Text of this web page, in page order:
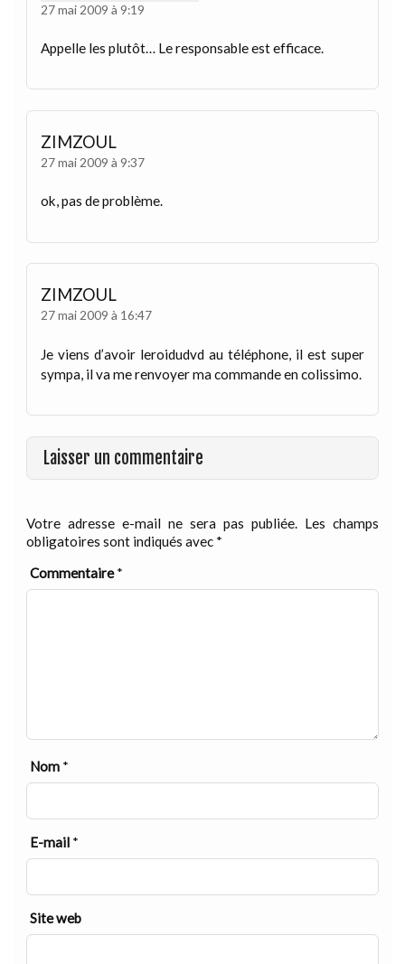
27 mai 2009 à 9:19
Appelle les plutôt… Le responsable est efficace.
ZIMZOUL
27 mai 2009 à 9:37
ok, pas de problème.
ZIMZOUL
27 mai 2009 à 16:47
Je viens d’avoir leroidudvd au téléphone, il est super
sympa, il va me renvoyer ma commande en colissimo.
Laisser un commentaire
Votre adresse e-mail ne sera pas publiée. Les champs
obligatoires sont indiqués avec *
Commentaire*
Nom *
E-mail *
Site web